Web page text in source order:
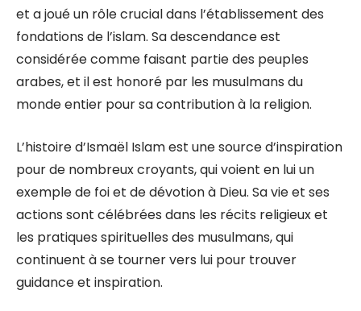
et a joué un rôle crucial dans l’établissement des
fondations de l’islam. Sa descendance est
considérée comme faisant partie des peuples
arabes, et il est honoré par les musulmans du
monde entier pour sa contribution à la religion.
L’histoire d’Ismaël Islam est une source d’inspiration
pour de nombreux croyants, qui voient en lui un
exemple de foi et de dévotion à Dieu. Sa vie et ses
actions sont célébrées dans les récits religieux et
les pratiques spirituelles des musulmans, qui
continuent à se tourner vers lui pour trouver
guidance et inspiration.